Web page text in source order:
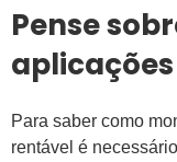
Pense
aplicações
Para saber como
rentável é